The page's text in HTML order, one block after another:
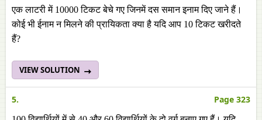
एक लाटरी में 10000 टिकट बेचे गए जिनमें दस समान इनाम दिए जाने हैं।
कोई भी ईनाम न मिलने की प्रायिकता क्या है यदि आप 10 टिकट खरीदते
हैं?
VIEW SOLUTION
5. Page 323